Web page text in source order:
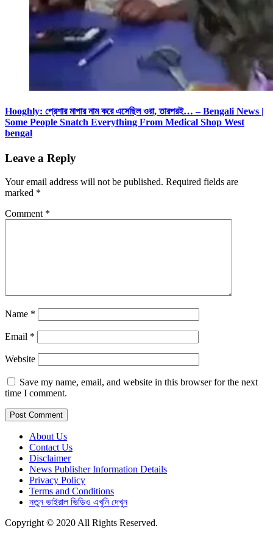
Hooghly: প্রেশার মাপার নাম করে এসেছিল ওরা, তারপরই… – Bengali News |
Some People Snatch Everything From Medical Shop West
bengal
Leave a Reply
Your email address will not be published. Required fields are
marked *
Comment *
Name *
Email *
Website
Save my name, email, and website in this browser for the next
time I comment.
About Us
Contact Us
Disclaimer
News Publisher Information Details
Privacy Policy
Terms and Conditions
নতুন ভাইরাল ভিডিও এখুনি দেখুন
Copyright © 2020 All Rights Reserved.